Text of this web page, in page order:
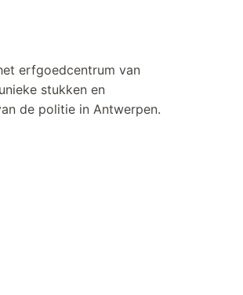
erfgoedcentrum van
stukken en
de politie in Antwerpen.